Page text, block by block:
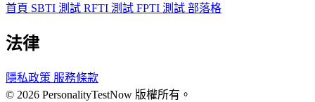
首頁 SBTI 測試 RFTI 測試 FPTI 測試 部落格
法律
隱私政策 服務條款
© 2026 PersonalityTestNow 版權所有。